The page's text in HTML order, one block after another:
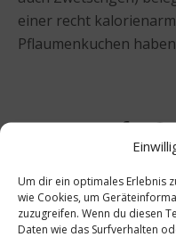
Um dir ein optimales Erlebnis
wie Cookies, um
zuzugreifen. Wenn du diesen
Daten wie das Surfverhalten
einer recht
Pflaumenkuchen haben
vorheriger Beitrag